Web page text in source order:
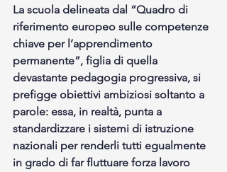
La scuola delineata dal “Quadro di
riferimento europeo sulle competenze
chiave per l’apprendimento
permanente”, figlia di quella
devastante pedagogia progressiva, si
prefigge obiettivi ambiziosi soltanto a
parole: essa, in realtà, punta a
standardizzare i sistemi di istruzione
nazionali per renderli tutti egualmente
in grado di far fluttuare forza lavoro